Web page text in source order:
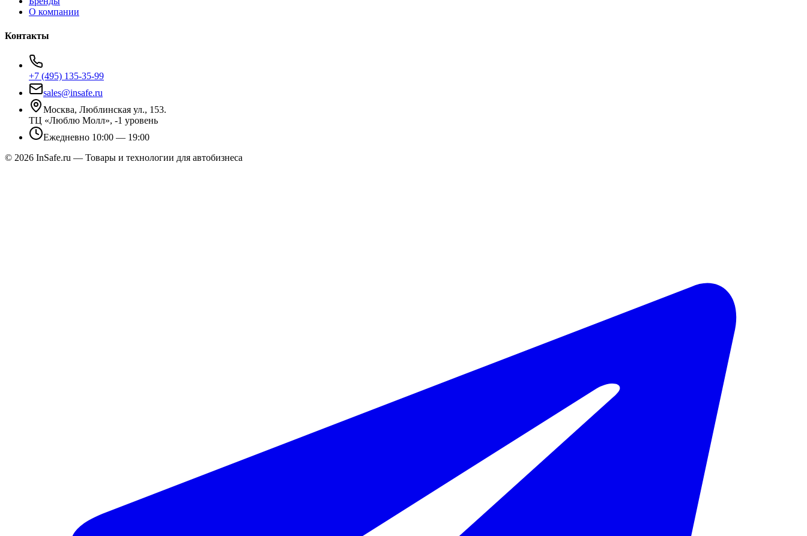
О компании
Контакты
+7 (495) 135-35-99
sales@insafe.ru
Москва, Люблинская ул., 153.
ТЦ «Люблю Молл», -1 уровень
Ежедневно 10:00 — 19:00
© 2026 InSafe.ru — Товары и технологии для автобизнеса